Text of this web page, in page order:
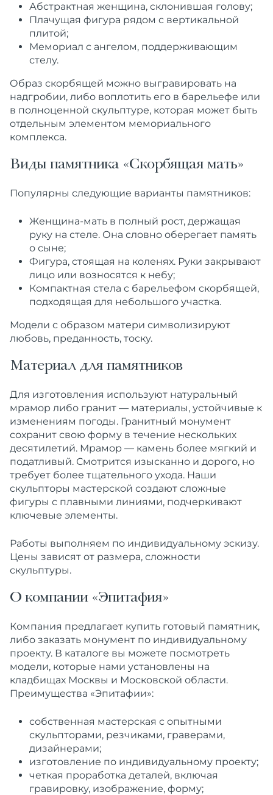
Абстрактная женщина, склонившая голову;
Плачущая фигура рядом с вертикальной
плитой;
Мемориал с ангелом, поддерживающим
стелу.
Образ скорбящей можно выгравировать на
надгробии, либо воплотить его в барельефе или
в полноценной скульптуре, которая может быть
отдельным элементом мемориального
комплекса.
Виды памятника «Скорбящая мать»
Популярны следующие варианты памятников:
Женщина-мать в полный рост, держащая
руку на стеле. Она словно оберегает память
о сыне;
Фигура, стоящая на коленях. Руки закрывают
лицо или возносятся к небу;
Компактная стела с барельефом скорбящей,
подходящая для небольшого участка.
Модели с образом матери символизируют
любовь, преданность, тоску.
Материал для памятников
Для изготовления используют натуральный
мрамор либо гранит — материалы, устойчивые к
изменениям погоды. Гранитный монумент
сохранит свою форму в течение нескольких
десятилетий. Мрамор — камень более мягкий и
податливый. Смотрится изысканно и дорого, но
требует более тщательного ухода. Наши
скульпторы мастерской создают сложные
фигуры с плавными линиями, подчеркивают
ключевые элементы.
Работы выполняем по индивидуальному эскизу.
Цены зависят от размера, сложности
скульптуры.
О компании «Эпитафия»
Компания предлагает купить готовый памятник,
либо заказать монумент по индивидуальному
проекту. В каталоге вы можете посмотреть
модели, которые нами установлены на
кладбищах Москвы и Московской области.
Преимущества «Эпитафии»:
собственная мастерская с опытными
скульпторами, резчиками, граверами,
дизайнерами;
изготовление по индивидуальному проекту;
четкая проработка деталей, включая
гравировку, изображение, форму;